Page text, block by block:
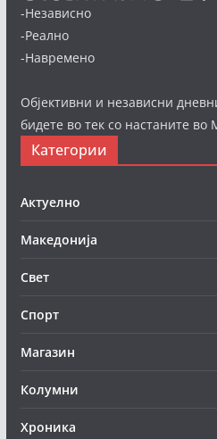
-Независно
-Реално
-Навремено
Објективни и независни
бидете во тек со настаните во
Категории
Актуелно
Македонија
Свет
Спорт
Магазин
Колумни
Хроника